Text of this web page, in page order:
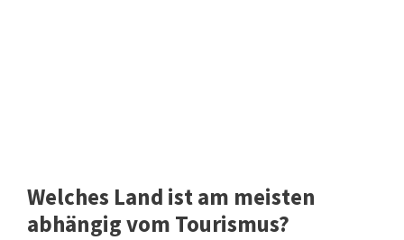
Welches Land ist am meisten
abhängig vom Tourismus?